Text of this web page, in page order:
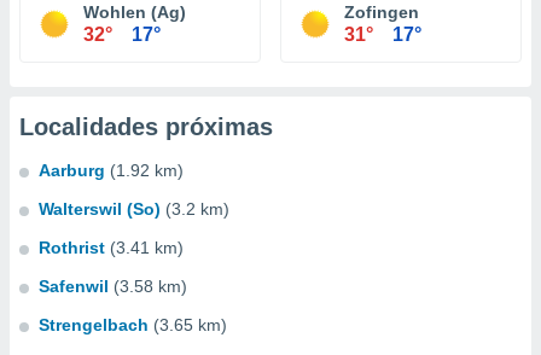
Wohlen (Ag)
32° 17°
Zofingen
31° 17°
Localidades próximas
Aarburg (1.92 km)
Walterswil (So) (3.2 km)
Rothrist (3.41 km)
Safenwil (3.58 km)
Strengelbach (3.65 km)